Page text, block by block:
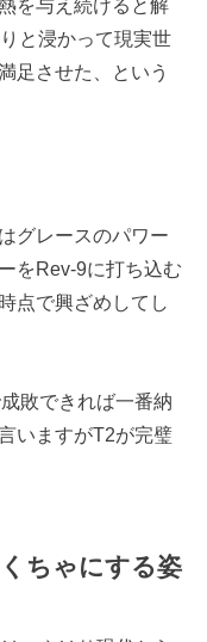
と浸かって現実世
足させた、という
グレースのパワー
をRev-9に打ち込む
点で興ざめしてし
敗できれば一番納
いますがT2が完璧
ちゃにする姿